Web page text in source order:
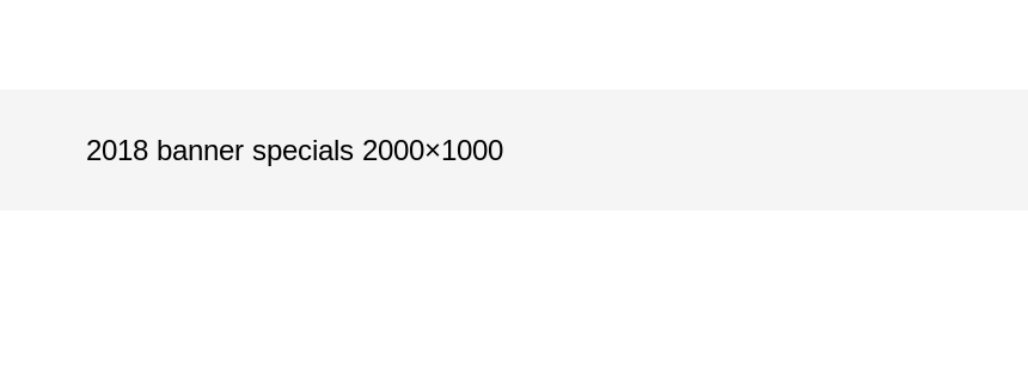
2018 banner specials 2000×1000